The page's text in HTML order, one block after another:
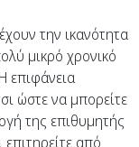
την ικανότητα
μικρό χρονικό
επιφάνεια
ώστε να μπορείτε
της επιθυμητής
από